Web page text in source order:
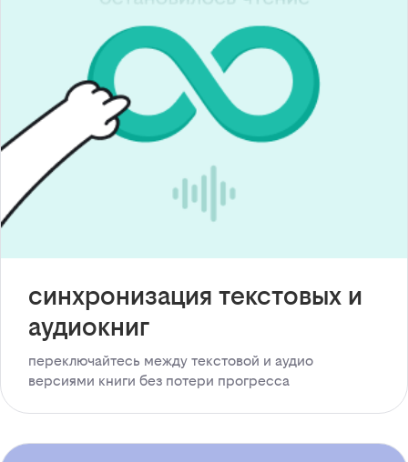
синхронизация текстовых и
аудиокниг
переключайтесь между текстовой и аудио
версиями книги без потери прогресса